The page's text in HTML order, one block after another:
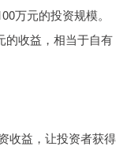
万元的投资规模。
的收益，相当于自有
收益，让投资者获得